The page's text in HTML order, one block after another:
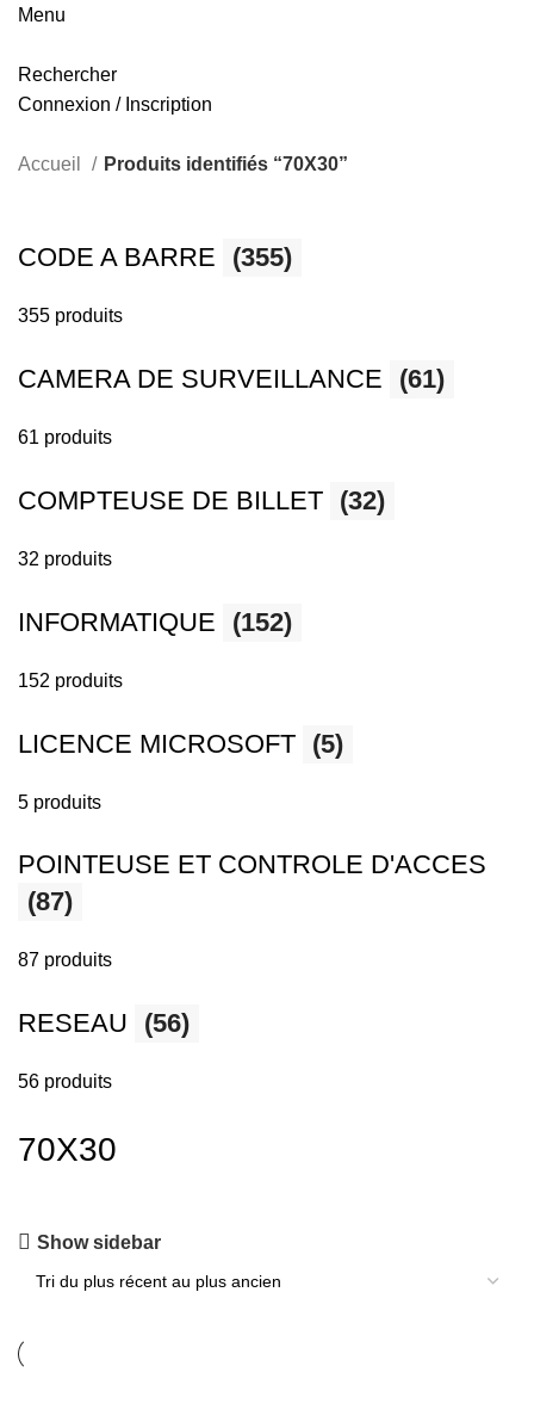
Menu
Rechercher
Connexion / Inscription
Accueil Produits identifiés “70X30”
CODE A BARRE (355)
355 produits
CAMERA DE SURVEILLANCE (61)
61 produits
COMPTEUSE DE BILLET (32)
32 produits
INFORMATIQUE (152)
152 produits
LICENCE MICROSOFT (5)
5 produits
POINTEUSE ET CONTROLE D'ACCES
(87)
87 produits
RESEAU (56)
56 produits
70X30
Show sidebar